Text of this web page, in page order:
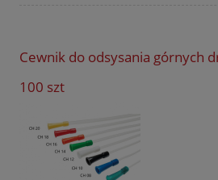
Cewnik do odsysania górnych
100 szt